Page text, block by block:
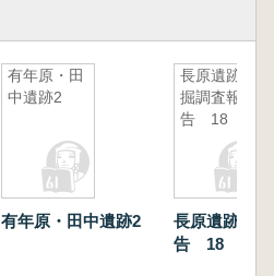
有年原・田
中遺跡2
有年原・田中遺跡2
長原遺跡発
掘調査報
告 18
長原遺跡発
告 18